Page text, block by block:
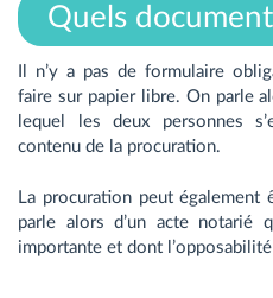
Quels
Il n’y a pas de formulaire
faire sur papier libre. On parle
lequel les deux personnes
contenu de la procuration.
La procuration peut également
parle alors d’un acte notarié
importante et dont